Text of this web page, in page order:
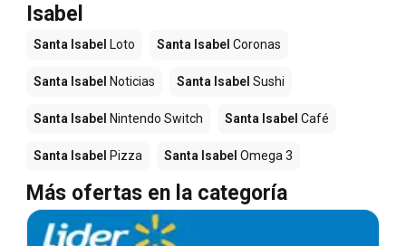
Isabel
Santa Isabel Loto Santa Isabel Coronas
Santa Isabel Noticias Santa Isabel Sushi
Santa Isabel Nintendo Switch Santa Isabel Café
Santa Isabel Pizza Santa Isabel Omega 3
Más ofertas en la categoría